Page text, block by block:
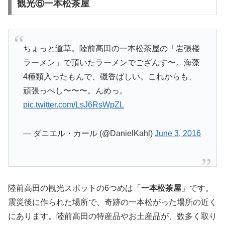
観光⑥一本松茶屋
ちょっと道草。陸前高田の一本松茶屋の「岩張楼
ラーメン」で頂いたラーメンでござんす〜。海藻
4種類入ったもんで、磯香ばしい。これからも、
頑張っぺし〜〜〜。んめっ。
pic.twitter.com/LsJ6RsWpZL
— ダニエル・カール (@DanielKahl) June 3, 2016
陸前高田の観光スポットの6つめは「 一本松茶屋 」です。
震災後に作られた場所で、奇跡の一本松がった場所の近く
にあります。陸前高田の特産品やお土産品が、数多く取り